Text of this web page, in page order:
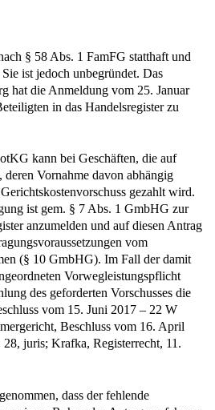
§ 58 Abs. 1 FamFG statthaft und
ist jedoch unbegründet. Das
hat die Anmeldung vom 25. Januar
in das Handelsregister zu
kann bei Geschäften, die auf
Vornahme davon abhängig
gezahlt wird.
ist gem. § 7 Abs. 1 GmbHG zur
anzumelden und auf diesen Antrag
vom
(§ 10 GmbHG). Im Fall der damit
Vorwegleistungspflicht
des geforderten Vorschusses die
vom 15. Juni 2017 – 22 W
Beschluss vom 16. April
juris; Krafka, Registerrecht, 11.
dass der fehlende